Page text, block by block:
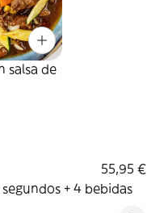
salsa de
55,95 €
+ 4 bebidas